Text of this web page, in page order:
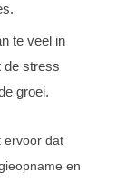
te veel in
de stress
groei.
ervoor dat
en